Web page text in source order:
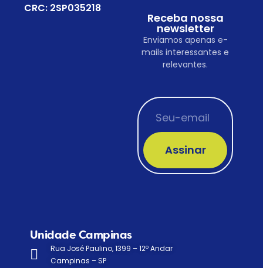
CRC: 2SP035218
Receba nossa
newsletter
Enviamos apenas e-
mails interessantes e
relevantes.
Assinar
Unidade Campinas
Rua José Paulino, 1399 – 12º Andar
Campinas – SP